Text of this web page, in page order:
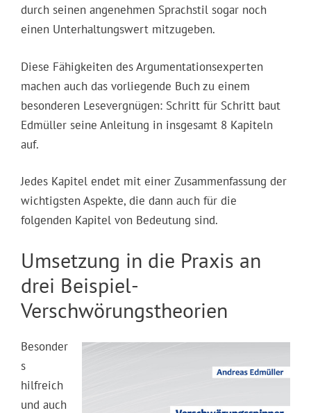
durch seinen angenehmen Sprachstil sogar noch
einen Unterhaltungswert mitzugeben.
Diese Fähigkeiten des Argumentationsexperten
machen auch das vorliegende Buch zu einem
besonderen Lesevergnügen: Schritt für Schritt baut
Edmüller seine Anleitung in insgesamt 8 Kapiteln
auf.
Jedes Kapitel endet mit einer Zusammenfassung der
wichtigsten Aspekte, die dann auch für die
folgenden Kapitel von Bedeutung sind.
Umsetzung in die Praxis an
drei Beispiel-
Verschwörungstheorien
Besonder
s
hilfreich
und auch